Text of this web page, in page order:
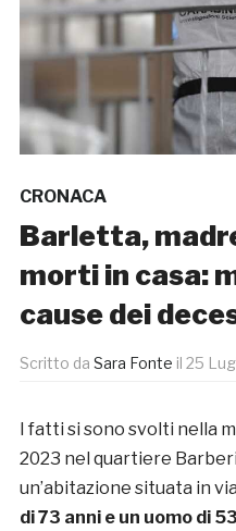
CRONACA
Barletta,
morti in casa:
cause dei
Scritto da Sara Fonte il 25
I fatti si sono svolti nella
2023 nel quartiere
un’abitazione situata in
di 73 anni e un uomo di